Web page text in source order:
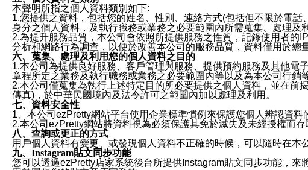
本聲明所指之個人資料類別如下:
1.您提供之資料，包括您的姓名、性別、連絡方式(包括但不限於電
身分之個人資料，及執行職務或業務之必要範圍內所需蒐集、處理及
2.為提升服務品質，本公司會依照所提供服務之性質，記錄使用者
分析和網路行為調查，以便於改善本公司的服務品質，資料僅用於總
六、蒐集、處理及利用您的個人資料之目的
1.本公司為提供良好服務、客戶管理與服務、提供預約服務及其他
章程所定之業務及執行職務或業務之必要範圍內等以及為本公司行銷
2.本公司僅蒐集為執行上述特定目的所必要提供之個人資料，並在前
傳真)，於中華民國境內及法令許可之範圍內加以處理及利用。
七、資料安全性
1、本公司ezPretty網站平台使用企業標準慣例來保護您個人辨認資
2.本公司ezPretty網站將資料視為必須保護其免於滅失及未經授權而
八、查詢或更正的方式
用戶個人資料有變更、或發現個人資料不正確的時候，可以隨時在本
九、Instagram貼文同步功能
您可以透過ezPretty店家系統後台所提供Instagram貼文同步功能，